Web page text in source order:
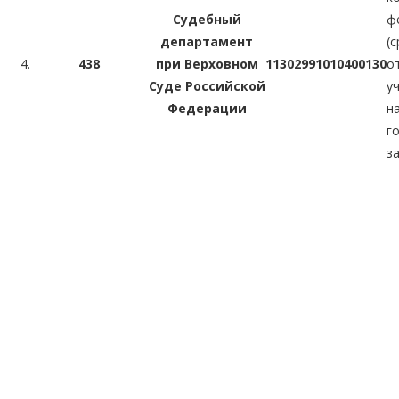
4. 438
Судебный
департамент
при Верховном
Суде Российской
Федерации
11302991010400130